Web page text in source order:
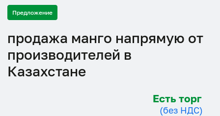
Предложение
продажа манго напрямую от
производителей в
Казахстане
Есть торг
(без НДС)